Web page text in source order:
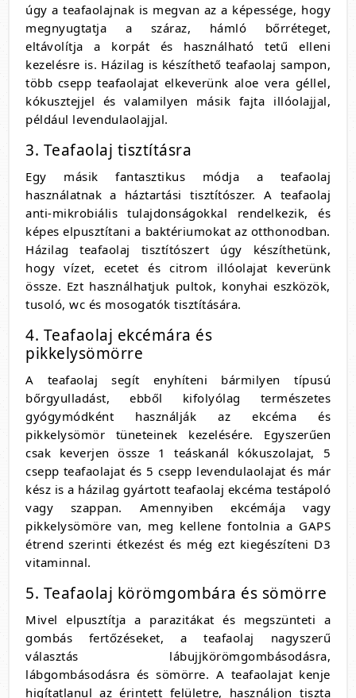
úgy a teafaolajnak is megvan az a képessége, hogy
megnyugtatja a száraz, hámló bőrréteget,
eltávolítja a korpát és használható tetű elleni
kezelésre is. Házilag is készíthető teafaolaj sampon,
több csepp teafaolajat elkeverünk aloe vera géllel,
kókusztejjel és valamilyen másik fajta illóolajjal,
például levendulaolajjal.
3. Teafaolaj tisztításra
Egy másik fantasztikus módja a teafaolaj
használatnak a háztartási tisztítószer. A teafaolaj
anti-mikrobiális tulajdonságokkal rendelkezik, és
képes elpusztítani a baktériumokat az otthonodban.
Házilag teafaolaj tisztítószert úgy készíthetünk,
hogy vízet, ecetet és citrom illóolajat keverünk
össze. Ezt használhatjuk pultok, konyhai eszközök,
tusoló, wc és mosogatók tisztítására.
4. Teafaolaj ekcémára és
pikkelysömörre
A teafaolaj segít enyhíteni bármilyen típusú
bőrgyulladást, ebből kifolyólag természetes
gyógymódként használják az ekcéma és
pikkelysömör tüneteinek kezelésére. Egyszerűen
csak keverjen össze 1 teáskanál kókuszolajat, 5
csepp teafaolajat és 5 csepp levendulaolajat és már
kész is a házilag gyártott teafaolaj ekcéma testápoló
vagy szappan. Amennyiben ekcémája vagy
pikkelysömöre van, meg kellene fontolnia a GAPS
étrend szerinti étkezést és még ezt kiegészíteni D3
vitaminnal.
5. Teafaolaj körömgombára és sömörre
Mivel elpusztítja a parazitákat és megszünteti a
gombás fertőzéseket, a teafaolaj nagyszerű
választás lábujjkörömgombásodásra,
lábgombásodásra és sömörre. A teafaolajat kenje
higítatlanul az érintett felületre, használjon tiszta